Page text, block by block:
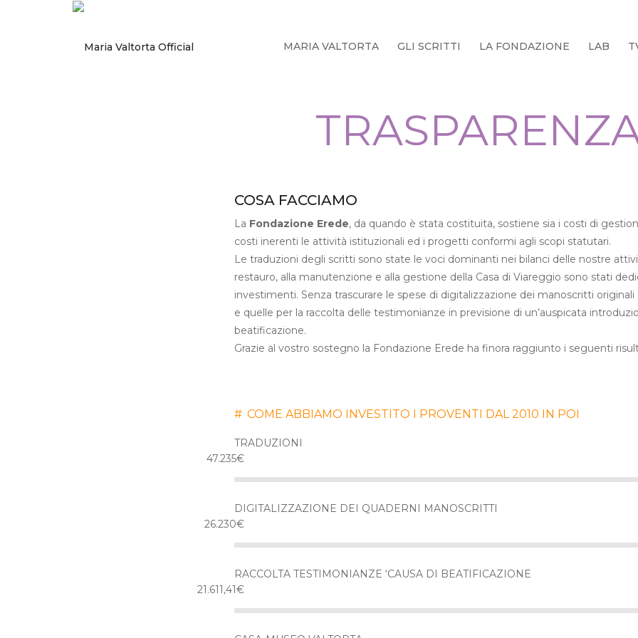
MARIA VALTORTA GLI SCRITTI LA FONDAZIONE LAB
COSA FACCIAMO
La Fondazione Erede, da quando è stata costituita, sostiene sia i costi di
costi inerenti le attività istituzionali ed i progetti conformi agli scopi statutari.
Le traduzioni degli scritti sono state le voci dominanti nei bilanci delle nostre
restauro, alla manutenzione e alla gestione della Casa di Viareggio sono stati
investimenti. Senza trascurare le spese di digitalizzazione dei manoscritti originali
e quelle per la raccolta delle testimonianze in previsione di un’auspicata
beatificazione.
Grazie al vostro sostegno la Fondazione Erede ha finora raggiunto i seguenti
# COME ABBIAMO INVESTITO I PROVENTI DAL 2010 IN POI
TRADUZIONI
47.235€
DIGITALIZZAZIONE DEI QUADERNI MANOSCRITTI
26.230€
RACCOLTA TESTIMONIANZE ‘CAUSA DI BEATIFICAZIONE
21.611,41€